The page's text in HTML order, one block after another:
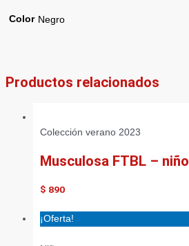
Color Negro
Productos relacionados
Colección verano 2023
Musculosa FTBL – niño
$ 890
¡Oferta!